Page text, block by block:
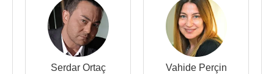
Serdar Ortaç Vahide Perçin